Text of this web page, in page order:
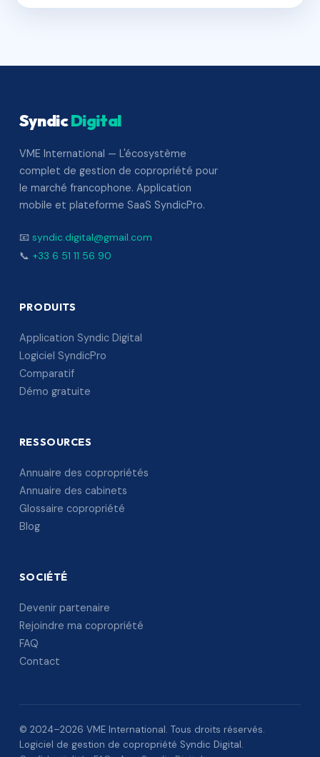
SyndicDigital
VME International — L'écosystème
complet de gestion de copropriété pour
le marché francophone. Application
mobile et plateforme SaaS SyndicPro.
📧 syndic.digital@gmail.com
📞 +33 6 51 11 56 90
PRODUITS
Application Syndic Digital
Logiciel SyndicPro
Comparatif
Démo gratuite
RESSOURCES
Annuaire des copropriétés
Annuaire des cabinets
Glossaire copropriété
Blog
SOCIÉTÉ
Devenir partenaire
Rejoindre ma copropriété
FAQ
Contact
© 2024–2026 VME International. Tous droits réservés.
Logiciel de gestion de copropriété Syndic Digital.